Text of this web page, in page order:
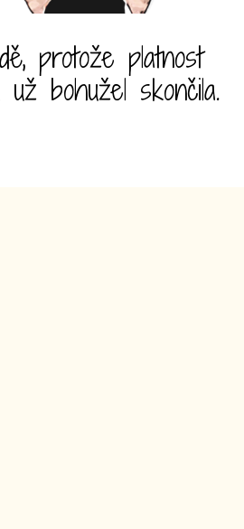
protože platnost
bohužel skončila.